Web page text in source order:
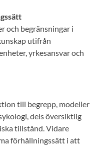
och begränsningar i
utifrån
yrkesansvar och
till begrepp, modeller
dels översiktlig
tillstånd. Vidare
förhållningssätt i att